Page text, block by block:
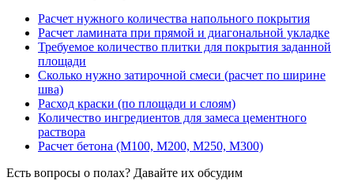
Расчет нужного количества напольного покрытия
Расчет ламината при прямой и диагональной укладке
Требуемое количество плитки для покрытия заданной
площади
Сколько нужно затирочной смеси (расчет по ширине
шва)
Расход краски (по площади и слоям)
Количество ингредиентов для замеса цементного
раствора
Расчет бетона (М100, М200, М250, М300)
Есть вопросы о полах? Давайте их обсудим